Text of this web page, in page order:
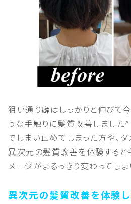
狙い通り癖はしっかりと伸びて
うな手触りに髪質改善しまし
でしまい止めてしまった方や、
異次元の髪質改善を体験すると
メージがまるっきり変わってし
異次元の髪質改善を体験